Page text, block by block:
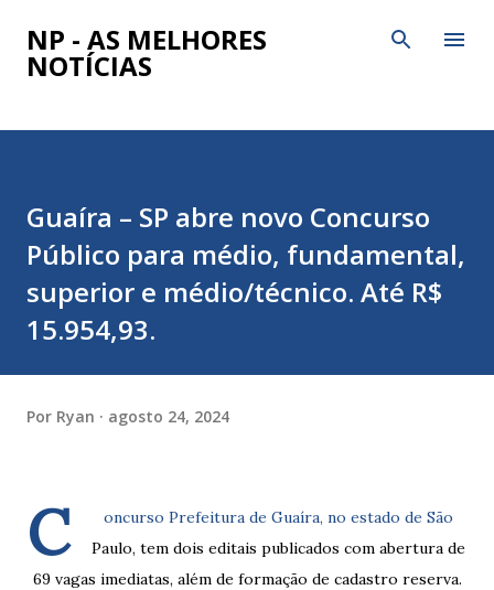
Pular para o conteúdo principal
NP - AS MELHORES
NOTÍCIAS
Guaíra – SP abre novo Concurso
Público para médio, fundamental,
superior e médio/técnico. Até R$
15.954,93.
Por Ryan agosto 24, 2024
C
oncurso Prefeitura de Guaíra, no estado de São
Paulo, tem dois editais publicados com abertura de
69 vagas imediatas, além de formação de cadastro reserva.